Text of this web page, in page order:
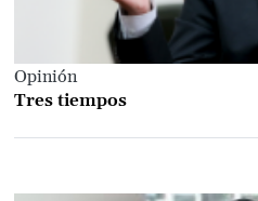
Opinión
Tres tiempos